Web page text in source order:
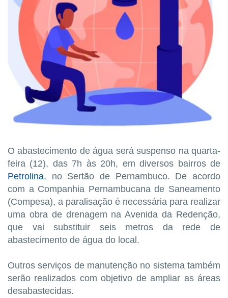
O abastecimento de água será suspenso na quarta-
feira (12), das 7h às 20h, em diversos bairros de
Petrolina, no Sertão de Pernambuco. De acordo
com a Companhia Pernambucana de Saneamento
(Compesa), a paralisação é necessária para realizar
uma obra de drenagem na Avenida da Redenção,
que vai substituir seis metros da rede de
abastecimento de água do local.
Outros serviços de manutenção no sistema também
serão realizados com objetivo de ampliar as áreas
desabastecidas.